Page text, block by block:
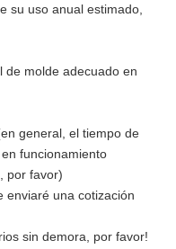
su uso anual estimado,
de molde adecuado en
general, el tiempo de
funcionamiento
por favor)
enviaré una cotización
sin demora, por favor!